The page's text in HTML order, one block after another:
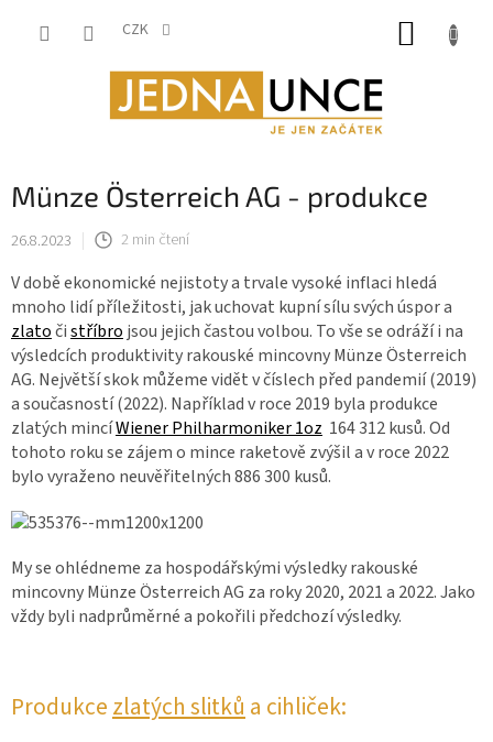
CZK
Münze Österreich AG - produkce
26.8.2023 2 min čtení
V době ekonomické nejistoty a trvale vysoké inflaci hledá
mnoho lidí příležitosti, jak uchovat kupní sílu svých úspor a
zlatočistříbro jsou jejich častou volbou. To vše se odráží i na
výsledcích produktivity rakouské mincovny Münze Österreich
AG. Největší skok můžeme vidět v číslech před pandemií (2019)
a současností (2022). Například v roce 2019 byla produkce
zlatých mincíWiener Philharmoniker 1oz 164 312 kusů. Od
tohoto roku se zájem o mince raketově zvýšil a v roce 2022
bylo vyraženo neuvěřitelných 886 300 kusů.
My se ohlédneme za hospodářskými výsledky rakouské
mincovny Münze Österreich AG za roky 2020, 2021 a 2022. Jako
vždy byli nadprůměrné a pokořili předchozí výsledky.
Produkcezlatých slitků a cihliček: